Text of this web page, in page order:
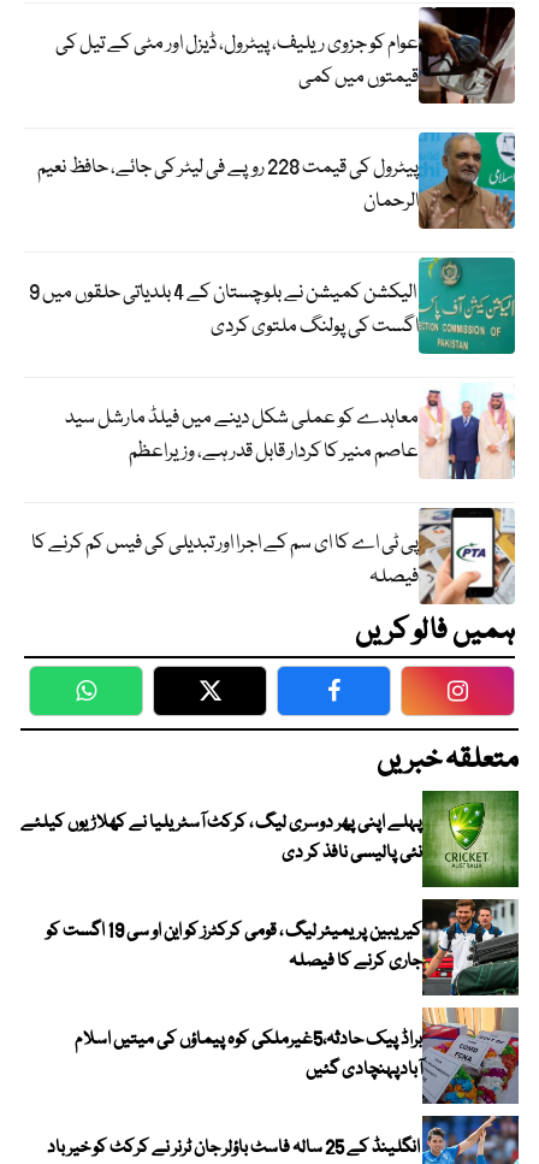
عوام کو جزوی ریلیف، پیٹرول، ڈیزل اور مٹی کے تیل کی
قیمتوں میں کمی
پیٹرول کی قیمت 228 روپے فی لیٹر کی جائے، حافظ نعیم
الرحمان
الیکشن کمیشن نے بلوچستان کے 4 بلدیاتی حلقوں میں 9
اگست کی پولنگ ملتوی کردی
معاہدے کو عملی شکل دینے میں فیلڈ مارشل سید
عاصم منیر کا کردار قابل قدر ہے، وزیراعظم
پی ٹی اے کا ای سم کے اجرا اور تبدیلی کی فیس کم کرنے کا
فیصلہ
ہمیں فالو کریں
WhatsApp Twitter Facebook
متعلقہ خبریں
پہلے اپنی پھر دوسری لیگ ، کرکٹ آسٹریلیا نے کھلاڑیوں کیلئے
نئی پالیسی نافذ کر دی
کیریبین پریمیئر لیگ ، قومی کرکٹرز کو این او سی 19 اگست کو
جاری کرنے کا فیصلہ
براڈ پیک حادثہ،5غیرملکی کوہ پیماؤں کی میتیں اسلام
آبادپہنچادی گئیں
انگلینڈ کے 25 سالہ فاسٹ باؤلر جان ٹرنر نے کرکٹ کو خیر باد